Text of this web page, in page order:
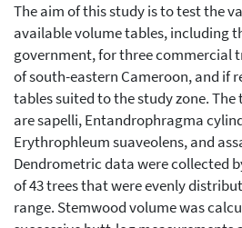
The aim of this study is to test the
available volume tables, including
government, for three commercial
of south-eastern Cameroon, and if
tables suited to the study zone. The
are sapelli, Entandrophragma
Erythrophleum suaveolens, and
Dendrometric data were collected
of 43 trees that were evenly
range. Stemwood volume was